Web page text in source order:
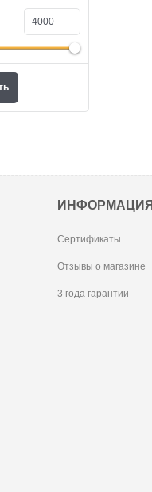
ИНФОРМАЦИЯ
Сертификаты
Отзывы о магазине
3 года гарантии